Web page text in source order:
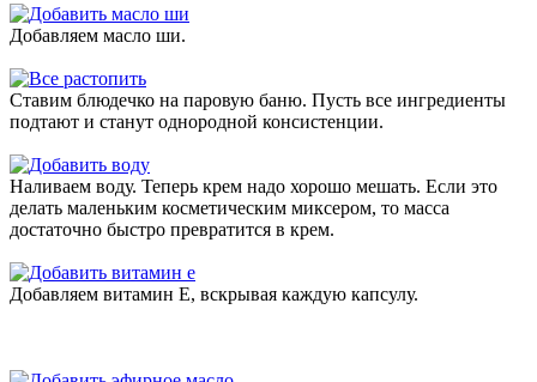
Добавляем масло ши.
Ставим блюдечко на паровую баню. Пусть все ингредиенты
подтают и станут однородной консистенции.
Наливаем воду. Теперь крем надо хорошо мешать. Если это
делать маленьким косметическим миксером, то масса
достаточно быстро превратится в крем.
Добавляем витамин Е, вскрывая каждую капсулу.